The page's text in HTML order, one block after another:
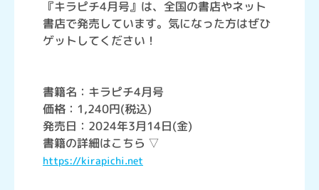
『キラピチ4月号』は、全国の書店やネット
書店で発売しています。気になった方はぜひ
ゲットしてください！
書籍名：キラピチ4月号
価格：1,240円(税込)
発売日：2024年3月14日(金)
書籍の詳細はこちら ▽
https://kirapichi.net